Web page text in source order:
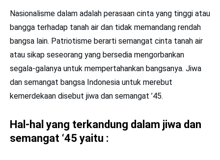
Nasionalisme dalam adalah perasaan cinta yang tinggi atau
bangga terhadap tanah air dan tidak memandang rendah
bangsa lain. Patriotisme berarti semangat cinta tanah air
atau sikap seseorang yang bersedia mengorbankan
segala-galanya untuk mempertahankan bangsanya. Jiwa
dan semangat bangsa Indonesia untuk merebut
kemerdekaan disebut jiwa dan semangat ’45.
Hal-hal yang terkandung dalam jiwa dan
semangat ‘45 yaitu :